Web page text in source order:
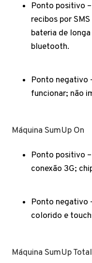
Ponto positivo
recibos por
bateria de
bluetooth.
Ponto negativo
funcionar; não
Máquina SumUp On
Ponto positivo
conexão 3G;
Ponto negativo
colorido e
Máquina SumUp Total